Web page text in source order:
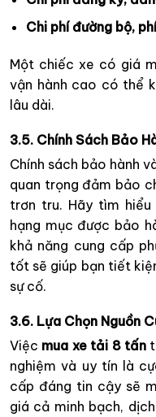
Chi phí đường bộ,
Một chiếc xe có giá
vận hành cao có thể
lâu dài.
3.5. Chính Sách Bảo
Chính sách bảo hành
quan trọng đảm bảo
trơn tru. Hãy tìm
hạng mục được bảo
khả năng cung cấp
tốt sẽ giúp bạn tiết
sự cố.
3.6. Lựa Chọn Nguồn
Việc mua xe tải 8 tấn
nghiệm và uy tín là
cấp đáng tin cậy sẽ
giá cả minh bạch,